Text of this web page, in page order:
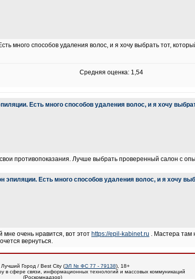
много способов удаления волос, и я хочу выбрать тот,
Средняя оценка: 1,54
Есть много способов удаления волос, и я хочу
противопоказания. Лучше выбрать проверенный салон с
эпиляции. Есть много способов удаления волос, и я хочу
очень нравится, вот этот https://epil-kabinet.ru . Мастера там
вернуться.
Город / Best City (ЭЛ № ФС 77 - 79138), 18+
в сфере связи, информационных технологий и массовых коммуникаций
(Роскомнадзор)